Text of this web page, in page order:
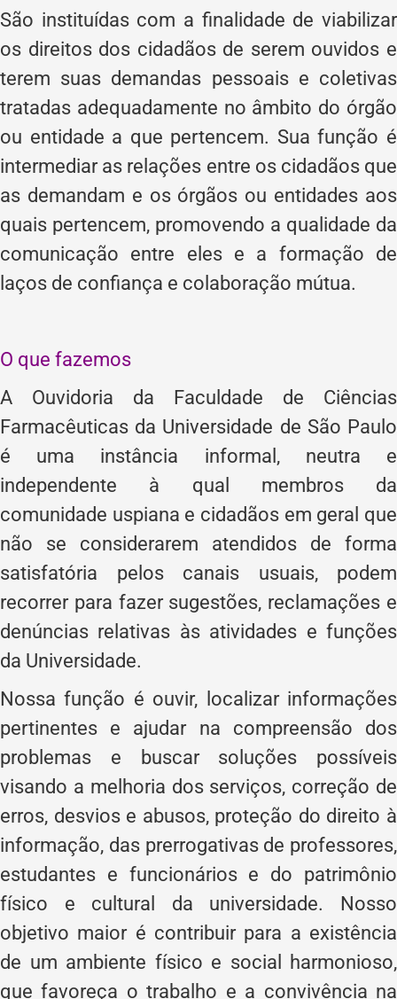
São instituídas com a finalidade de viabilizar
os direitos dos cidadãos de serem ouvidos e
terem suas demandas pessoais e coletivas
tratadas adequadamente no âmbito do órgão
ou entidade a que pertencem. Sua função é
intermediar as relações entre os cidadãos que
as demandam e os órgãos ou entidades aos
quais pertencem, promovendo a qualidade da
comunicação entre eles e a formação de
laços de confiança e colaboração mútua.
O que fazemos
A Ouvidoria da Faculdade de Ciências
Farmacêuticas da Universidade de São Paulo
é uma instância informal, neutra e
independente à qual membros da
comunidade uspiana e cidadãos em geral que
não se considerarem atendidos de forma
satisfatória pelos canais usuais, podem
recorrer para fazer sugestões, reclamações e
denúncias relativas às atividades e funções
da Universidade.
Nossa função é ouvir, localizar informações
pertinentes e ajudar na compreensão dos
problemas e buscar soluções possíveis
visando a melhoria dos serviços, correção de
erros, desvios e abusos, proteção do direito à
informação, das prerrogativas de professores,
estudantes e funcionários e do patrimônio
físico e cultural da universidade. Nosso
objetivo maior é contribuir para a existência
de um ambiente físico e social harmonioso,
que favoreça o trabalho e a convivência na